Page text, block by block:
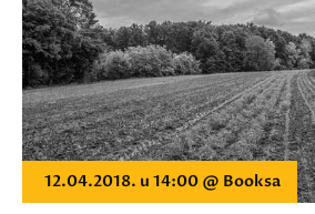
12.04.2018. u 14:00 @ Booksa